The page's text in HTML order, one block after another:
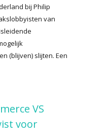
bij Philip
van
(blijven) slijten. Een
VS
voor